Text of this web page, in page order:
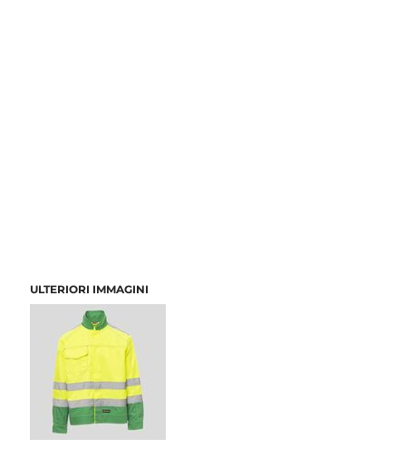
ULTERIORI IMMAGINI